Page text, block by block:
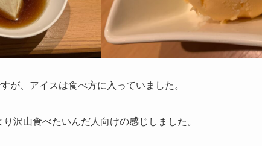
が、アイスは食べ方に入っていました。
沢山食べたいんだ人向けの感じしました。